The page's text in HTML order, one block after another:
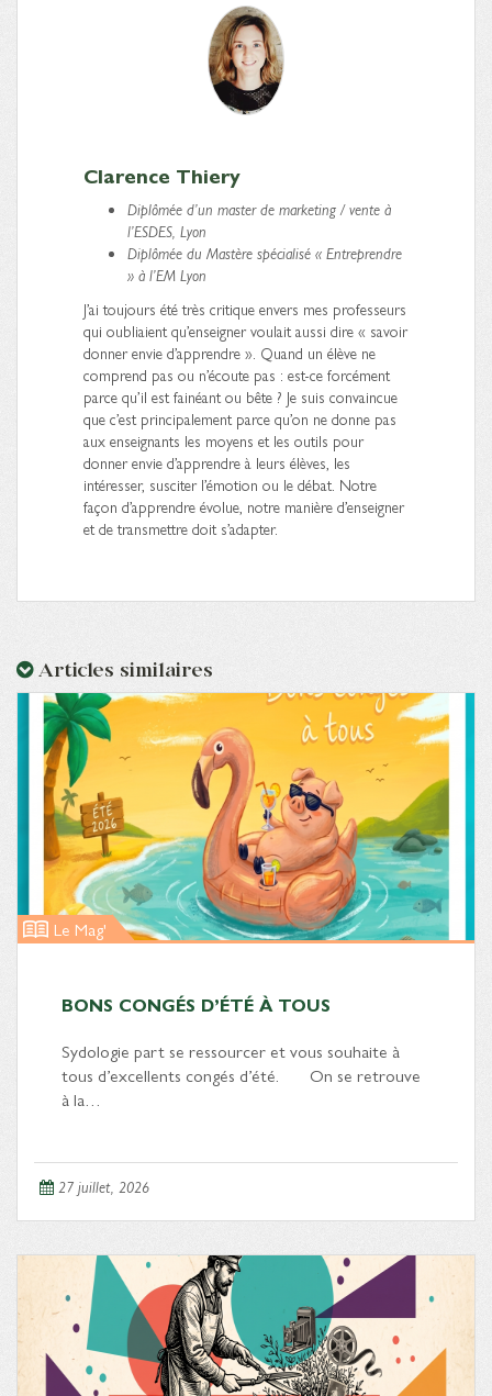
Clarence Thiery
Diplômée d’un master de marketing / vente à
l’ESDES, Lyon
Diplômée du Mastère spécialisé « Entreprendre
» à l’EM Lyon
J’ai toujours été très critique envers mes professeurs
qui oubliaient qu’enseigner voulait aussi dire « savoir
donner envie d’apprendre ». Quand un élève ne
comprend pas ou n’écoute pas : est-ce forcément
parce qu’il est fainéant ou bête ? Je suis convaincue
que c’est principalement parce qu’on ne donne pas
aux enseignants les moyens et les outils pour
donner envie d’apprendre à leurs élèves, les
intéresser, susciter l’émotion ou le débat. Notre
façon d’apprendre évolue, notre manière d’enseigner
et de transmettre doit s’adapter.
Articles similaires
Le Mag'
BONS CONGÉS D’ÉTÉ À TOUS
Sydologie part se ressourcer et vous souhaite à
tous d’excellents congés d’été. On se retrouve
à la…
27 juillet, 2026